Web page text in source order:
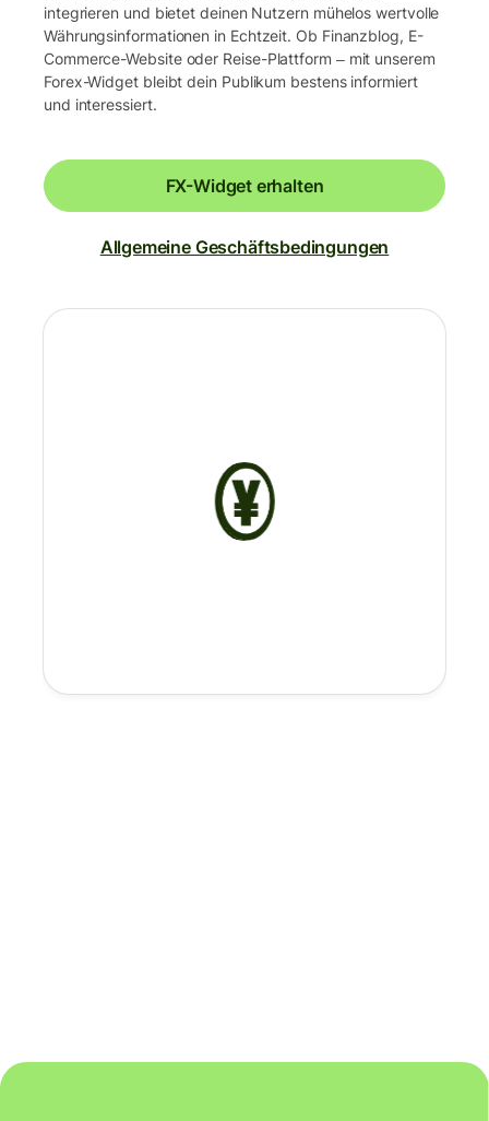
integrieren und bietet deinen Nutzern mühelos wertvolle
Währungsinformationen in Echtzeit. Ob Finanzblog, E-
Commerce-Website oder Reise-Plattform ‒ mit unserem
Forex-Widget bleibt dein Publikum bestens informiert
und interessiert.
FX-Widget erhalten
Allgemeine Geschäftsbedingungen